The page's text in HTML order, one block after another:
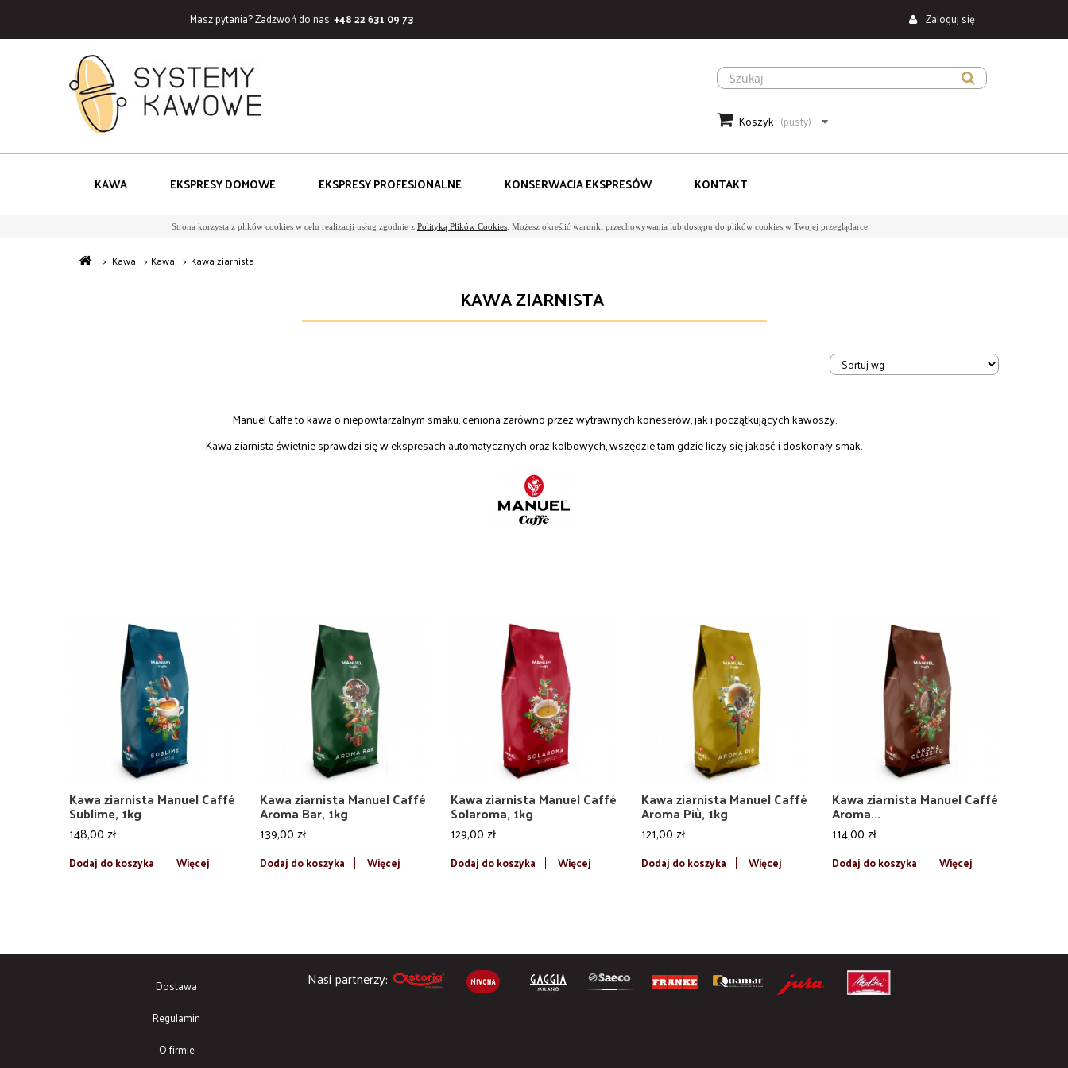
Zaloguj się
Masz pytania? Zadzwoń do nas:+48 22 631 09 73
Koszyk (pusty)
KAWA EKSPRESY DOMOWE EKSPRESY PROFESJONALNE KONSERWACJA EKSPRESÓW KONTAKT
Strona korzysta z plików cookies w celu realizacji usług zgodnie z Polityką Plików Cookies . Możesz określić warunki przechowywania lub dostępu do plików cookies w Twojej przeglądarce.
> Kawa > Kawa > Kawa ziarnista
KAWA ZIARNISTA
Manuel Caffe to kawa o niepowtarzalnym smaku, ceniona zarówno przez wytrawnych koneserów, jak i początkujących kawoszy.
Kawa ziarnista świetnie sprawdzi się w ekspresach automatycznych oraz kolbowych, wszędzie tam gdzie liczy się jakość i doskonały smak.
Kawa ziarnista Manuel Caffé
Sublime, 1kg
148,00 zł
Dodaj do koszyka Więcej
Kawa ziarnista Manuel Caffé
Aroma Bar, 1kg
139,00 zł
Dodaj do koszyka Więcej
Kawa ziarnista Manuel Caffé
Solaroma, 1kg
129,00 zł
Dodaj do koszyka Więcej
Kawa ziarnista Manuel Caffé
Aroma Più, 1kg
121,00 zł
Dodaj do koszyka Więcej
Kawa ziarnista Manuel Caffé
Aroma...
114,00 zł
Dodaj do koszyka Więcej
Dostawa
Regulamin
O firmie
Nasi partnerzy: